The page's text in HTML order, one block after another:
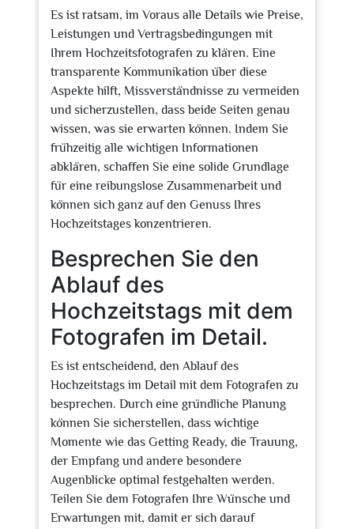
Es ist ratsam, im Voraus alle Details wie Preise,
Leistungen und Vertragsbedingungen mit
Ihrem Hochzeitsfotografen zu klären. Eine
transparente Kommunikation über diese
Aspekte hilft, Missverständnisse zu vermeiden
und sicherzustellen, dass beide Seiten genau
wissen, was sie erwarten können. Indem Sie
frühzeitig alle wichtigen Informationen
abklären, schaffen Sie eine solide Grundlage
für eine reibungslose Zusammenarbeit und
können sich ganz auf den Genuss Ihres
Hochzeitstages konzentrieren.
Besprechen Sie den
Ablauf des
Hochzeitstags mit dem
Fotografen im Detail.
Es ist entscheidend, den Ablauf des
Hochzeitstags im Detail mit dem Fotografen zu
besprechen. Durch eine gründliche Planung
können Sie sicherstellen, dass wichtige
Momente wie das Getting Ready, die Trauung,
der Empfang und andere besondere
Augenblicke optimal festgehalten werden.
Teilen Sie dem Fotografen Ihre Wünsche und
Erwartungen mit, damit er sich darauf